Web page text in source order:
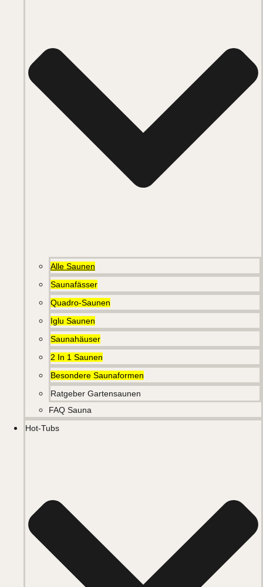
Alle Saunen
Saunafässer
Quadro-Saunen
Iglu Saunen
Saunahäuser
2 In 1 Saunen
Besondere Saunaformen
Ratgeber Gartensaunen
FAQ Sauna
Hot-Tubs